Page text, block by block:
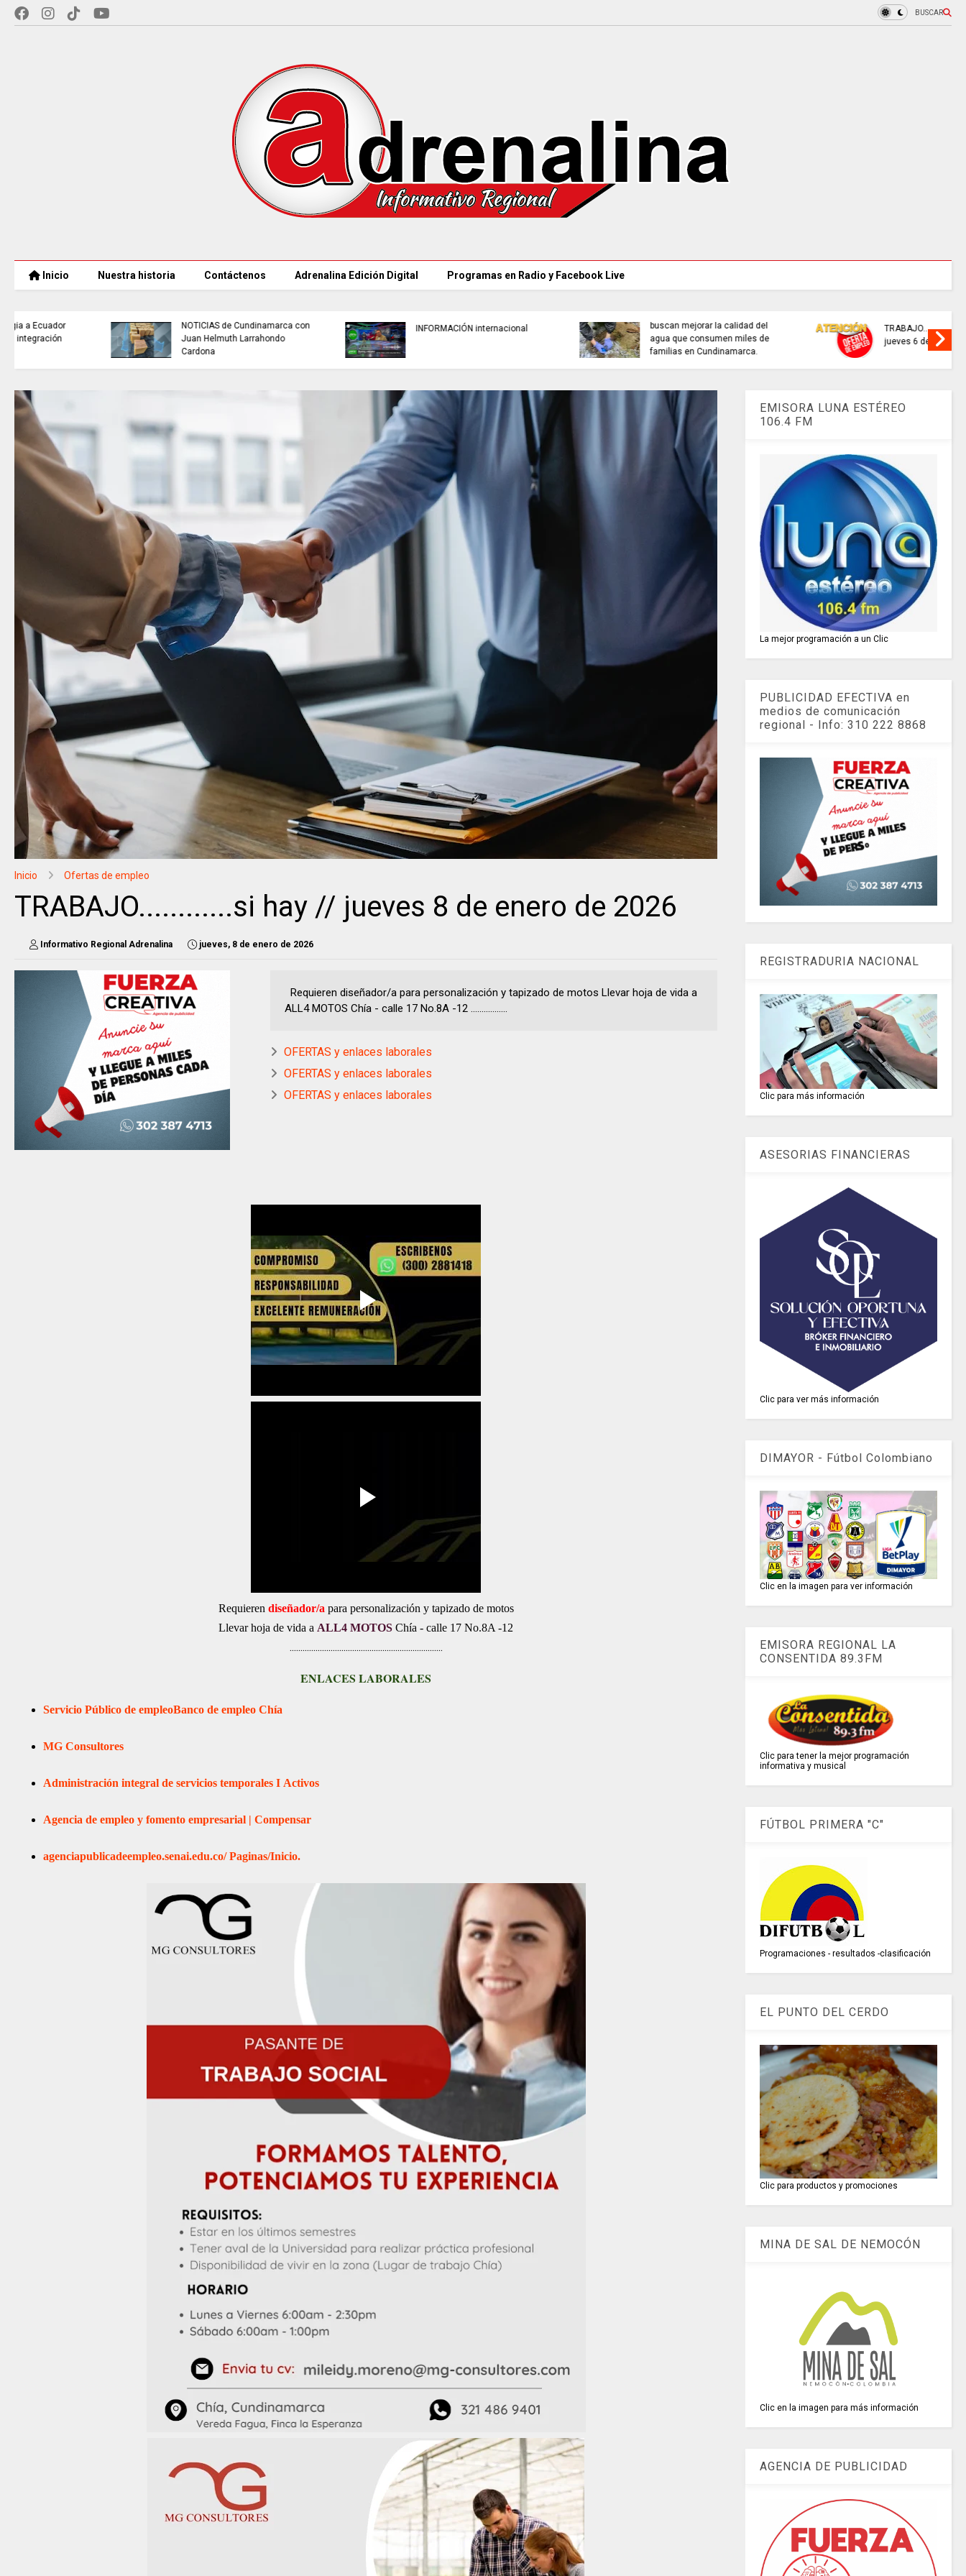
BUSCAR
Inicio Nuestra historia Contáctenos Adrenalina Edición Digital Programas en Radio y Facebook Live
buscan mejorar la calidad del
agua que consumen miles de
familias en Cundinamarca.
TRABAJO....................si hay //
jueves 6 de agosto de 2026
REFLEXIÓN DE HOY
interactivo para consultar
recaudo de aportes a la
seguridad social.
Inicio Ofertas de empleo
TRABAJO............si hay // jueves 8 de enero de 2026
Informativo Regional Adrenalina jueves, 8 de enero de 2026
Requieren diseñador/a para personalización y tapizado de motos Llevar hoja de vida a
ALL4 MOTOS Chía - calle 17 No.8A -12 .................
OFERTAS y enlaces laborales
OFERTAS y enlaces laborales
OFERTAS y enlaces laborales
Requieren diseñador/a para personalización y tapizado de motos
Llevar hoja de vida a ALL4 MOTOS Chía - calle 17 No.8A -12
.......................................................................
ENLACES LABORALES
Servicio Público de empleoBanco de empleo Chía
MG Consultores
Administración integral de servicios temporales I Activos
Agencia de empleo y fomento empresarial | Compensar
agenciapublicadeempleo.senai.edu.co/Paginas/Inicio.
EMISORA LUNA ESTÉREO
106.4 FM
La mejor programación a un Clic
PUBLICIDAD EFECTIVA en
medios de comunicación
regional - Info: 310 222 8868
REGISTRADURIA NACIONAL
Clic para más información
ASESORIAS FINANCIERAS
Clic para ver más información
DIMAYOR - Fútbol Colombiano
Clic en la imagen para ver información
EMISORA REGIONAL LA
CONSENTIDA 89.3FM
Clic para tener la mejor programación
informativa y musical
FÚTBOL PRIMERA "C"
Programaciones - resultados -clasificación
EL PUNTO DEL CERDO
Clic para productos y promociones
MINA DE SAL DE NEMOCÓN
Clic en la imagen para más información
AGENCIA DE PUBLICIDAD